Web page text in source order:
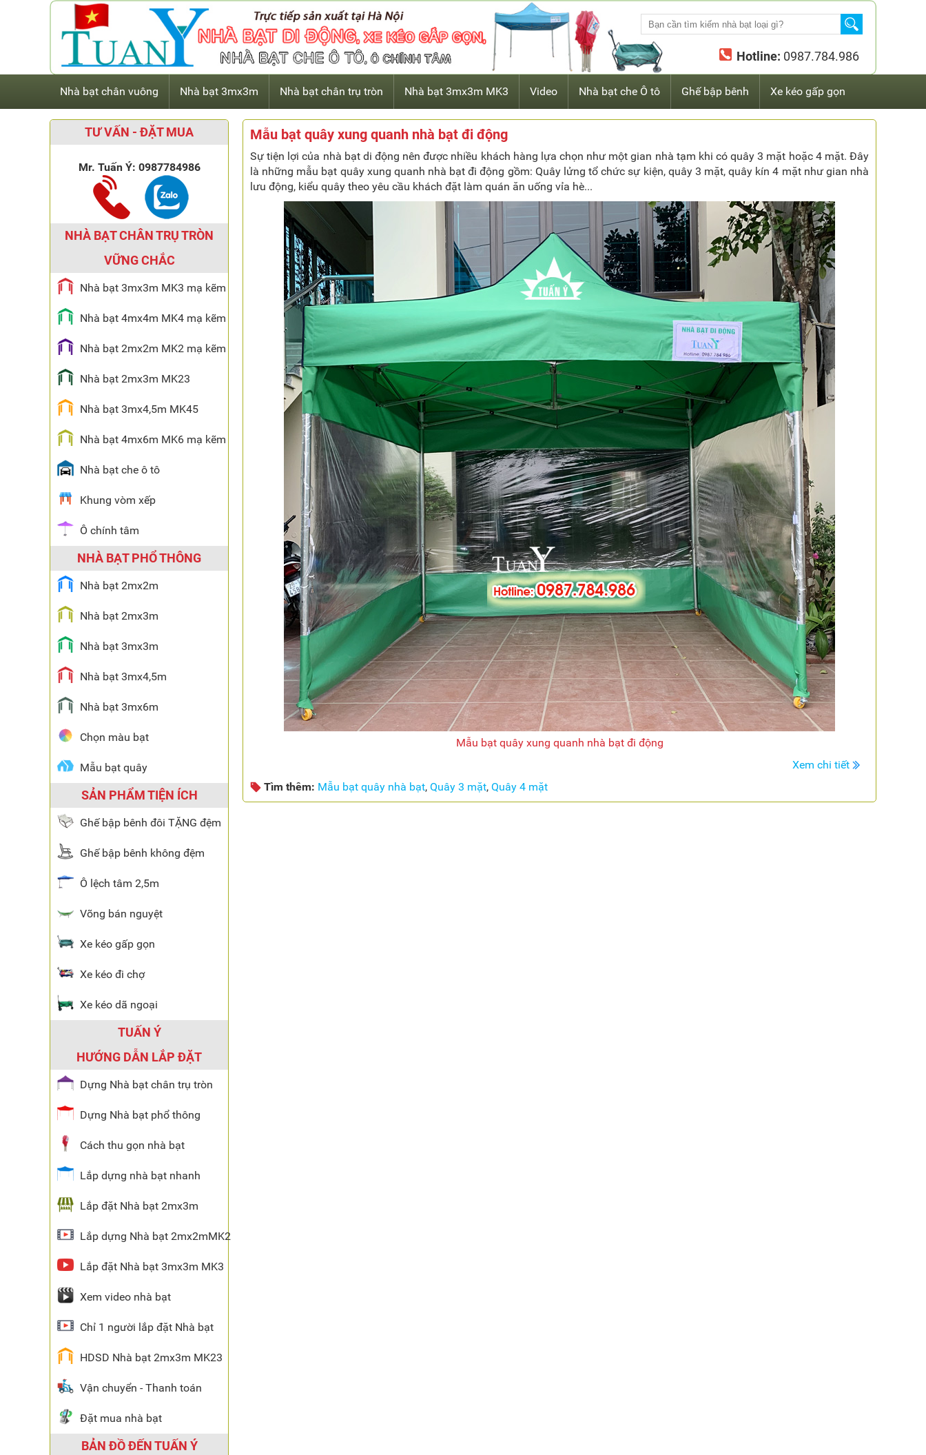
Hotline: 0987.784.986
Nhà bạt chân vuông Nhà bạt 3mx3m Nhà bạt chân trụ tròn Nhà bạt 3mx3m MK3 Video Nhà bạt che Ô tô Ghế bập bênh Xe kéo gấp gọn
Mẫu bạt quây xung quanh nhà bạt đi động
Sự tiện lợi của nhà bạt di động nên được nhiều khách hàng lựa chọn như một gian nhà tạm khi có quây 3 mặt hoặc 4 mặt. Đây
là những mẫu bạt quây xung quanh nhà bạt đi động gồm: Quây lửng tổ chức sự kiện, quây 3 mặt, quây kín 4 mặt như gian nhà
lưu động, kiểu quây theo yêu cầu khách đặt làm quán ăn uống vỉa hè...
Mẫu bạt quây xung quanh nhà bạt đi động
Xem chi tiết
Tìm thêm: Mẫu bạt quây nhà bạt, Quây 3 mặt, Quây 4 mặt
TƯ VẤN - ĐẶT MUA
Mr. Tuấn Ý: 0987784986
NHÀ BẠT CHÂN TRỤ TRÒN
VỮNG CHẮC
Nhà bạt 3mx3m MK3 mạ kẽm
Nhà bạt 4mx4m MK4 mạ kẽm
Nhà bạt 2mx2m MK2 mạ kẽm
Nhà bạt 2mx3m MK23
Nhà bạt 3mx4,5m MK45
Nhà bạt 4mx6m MK6 mạ kẽm
Nhà bạt che ô tô
Khung vòm xếp
Ô chính tâm
NHÀ BẠT PHỔ THÔNG
Nhà bạt 2mx2m
Nhà bạt 2mx3m
Nhà bạt 3mx3m
Nhà bạt 3mx4,5m
Nhà bạt 3mx6m
Chọn màu bạt
Mẫu bạt quây
SẢN PHẨM TIỆN ÍCH
Ghế bập bênh đôi TẶNG đệm
Ghế bập bênh không đệm
Ô lệch tâm 2,5m
Võng bán nguyệt
Xe kéo gấp gọn
Xe kéo đi chợ
Xe kéo dã ngoại
TUẤN Ý
HƯỚNG DẪN LẮP ĐẶT
Dựng Nhà bạt chân trụ tròn
Dựng Nhà bạt phổ thông
Cách thu gọn nhà bạt
Lắp dựng nhà bạt nhanh
Lắp đặt Nhà bạt 2mx3m
Lắp dựng Nhà bạt 2mx2mMK2
Lắp đặt Nhà bạt 3mx3m MK3
Xem video nhà bạt
Chỉ 1 người lắp đặt Nhà bạt
HDSD Nhà bạt 2mx3m MK23
Vận chuyển - Thanh toán
Đặt mua nhà bạt
BẢN ĐỒ ĐẾN TUẤN Ý